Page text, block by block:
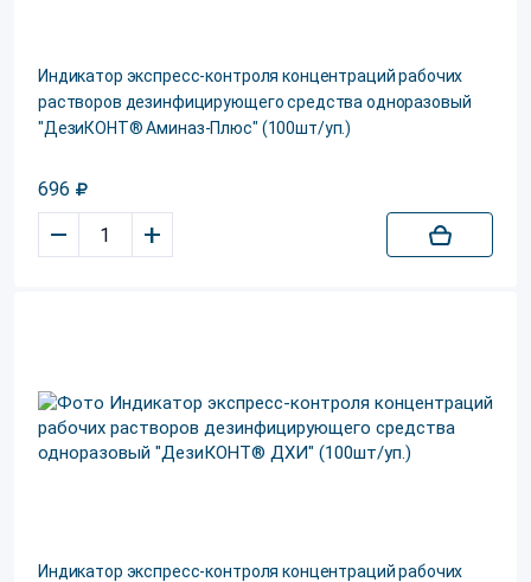
Индикатор экспресс-контроля концентраций рабочих
растворов дезинфицирующего средства одноразовый
"ДезиКОНТ® Аминаз-Плюс" (100шт/уп.)
696
– +
Индикатор экспресс-контроля концентраций рабочих